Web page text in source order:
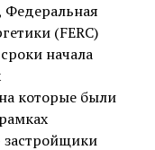
Федеральная
(FERC)
начала
которые были
застройщики